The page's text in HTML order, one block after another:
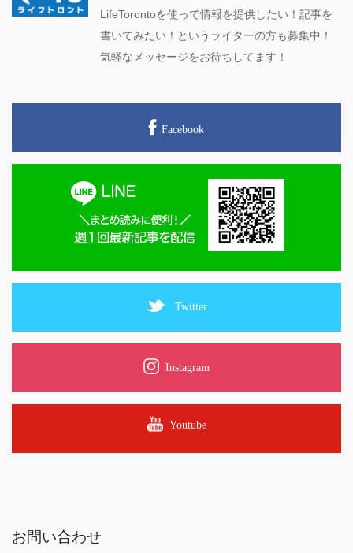
LifeTorontoを使って情報を提供したい！記事を
書いてみたい！というライターの方も募集中！
気軽なメッセージをお待ちしてます！
Facebook
Twitter
Instagram
Youtube
お問い合わせ